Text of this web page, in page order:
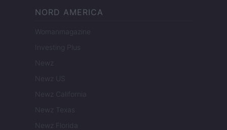
NORD AMERICA
Womanmagazine
Investing Plus
Newz
Newz US
Newz California
Newz Texas
Newz Florida